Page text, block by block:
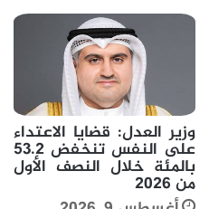
وزير العدل: قضايا الاعتداء
على النفس تنخفض 53.2
بالمئة خلال النصف الأول
من 2026